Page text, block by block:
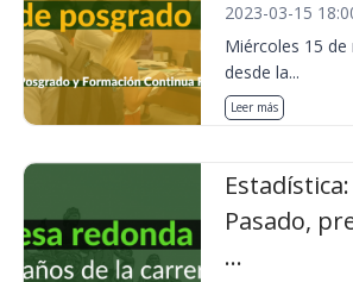
2023-03-15
Miércoles 15 de
desde la...
Leer más
Estadística:
Pasado,
...